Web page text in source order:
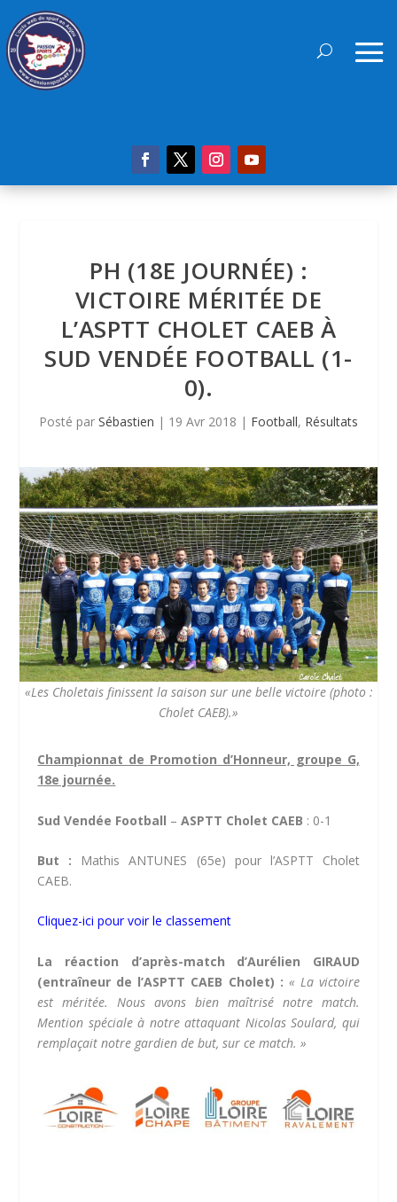
PH (18E JOURNÉE) :
VICTOIRE MÉRITÉE DE
L’ASPTT CHOLET CAEB À
SUD VENDÉE FOOTBALL (1-
0).
Posté par Sébastien | 19 Avr 2018 | Football, Résultats
«Les Choletais finissent la saison sur une belle victoire (photo :
Cholet CAEB).»
Championnat de Promotion d’Honneur, groupe G,
18e journée.
Sud Vendée Football – ASPTT Cholet CAEB : 0-1
But : Mathis ANTUNES (65e) pour l’ASPTT Cholet
CAEB.
Cliquez-ici pour voir le classement
La réaction d’après-match d’Aurélien GIRAUD
(entraîneur de l’ASPTT CAEB Cholet) : « La victoire
est méritée. Nous avons bien maîtrisé notre match.
Mention spéciale à notre attaquant Nicolas Soulard, qui
remplaçait notre gardien de but, sur ce match. »